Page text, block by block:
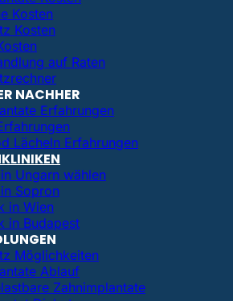
Kosten
Kosten
auf Raten
NACHHER
Erfahrungen
Lächeln Erfahrungen
Ungarn wählen
Sopron
in Wien
in Budapest
Möglichkeiten
Ablauf
Zahnimplantate